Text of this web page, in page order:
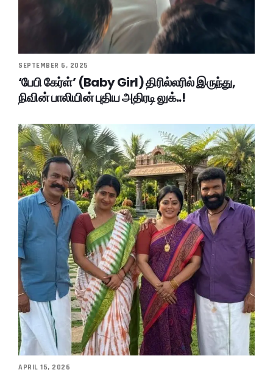
SEPTEMBER 6, 2025
‘பேபி கேர்ள்’ (Baby Girl) திரில்லரில் இருந்து,
நிவின் பாலியின் புதிய அதிரடி லுக்..!
APRIL 15, 2026